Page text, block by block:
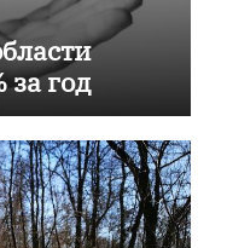
год